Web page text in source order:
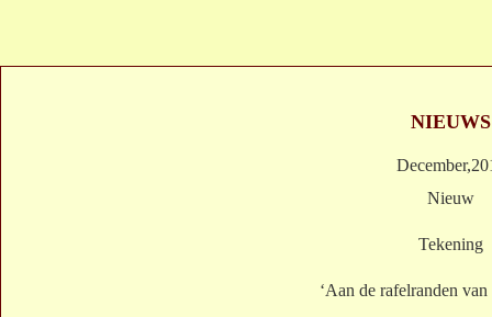
NIEUWS
Nieuw
Tekening
‘Aan de rafelranden